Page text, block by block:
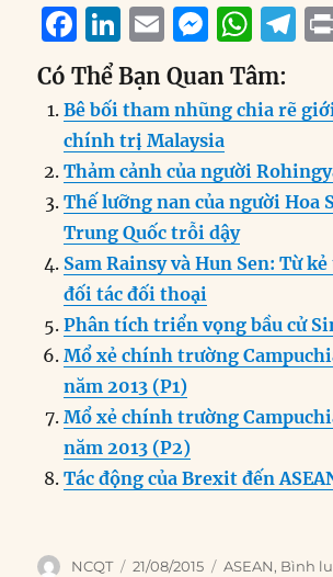
F
a
c
e
b
o
o
k
Li
n
k
e
d
I
n
E
m
ai
l
M
ss
e
n
g
er
W
h
at
s
A
p
T
e
g
r
a
Có Thể Bạn Quan Tâm:
Bê bối tham nhũng chia rẽ
chính trị Malaysia
Thảm cảnh của người
Thế lưỡng nan của người Hoa
Trung Quốc trỗi dậy
Sam Rainsy và Hun Sen: Từ
đối tác đối thoại
Phân tích triển vọng bầu cử
Mổ xẻ chính trường
năm 2013 (P1)
Mổ xẻ chính trường
năm 2013 (P2)
Tác động của Brexit đến
Author
NCQT
Posted
21/08/2015 Categories
ASEAN, Bình